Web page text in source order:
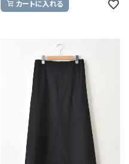
カートに入れる